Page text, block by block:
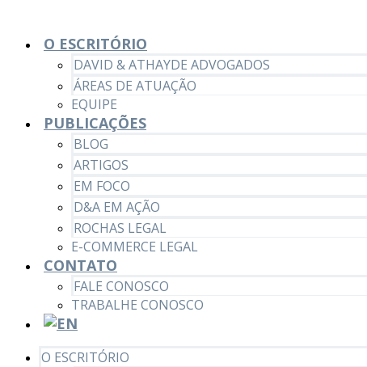
O ESCRITÓRIO
DAVID & ATHAYDE ADVOGADOS
ÁREAS DE ATUAÇÃO
EQUIPE
PUBLICAÇÕES
BLOG
ARTIGOS
EM FOCO
D&A EM AÇÃO
ROCHAS LEGAL
E-COMMERCE LEGAL
CONTATO
FALE CONOSCO
TRABALHE CONOSCO
O ESCRITÓRIO